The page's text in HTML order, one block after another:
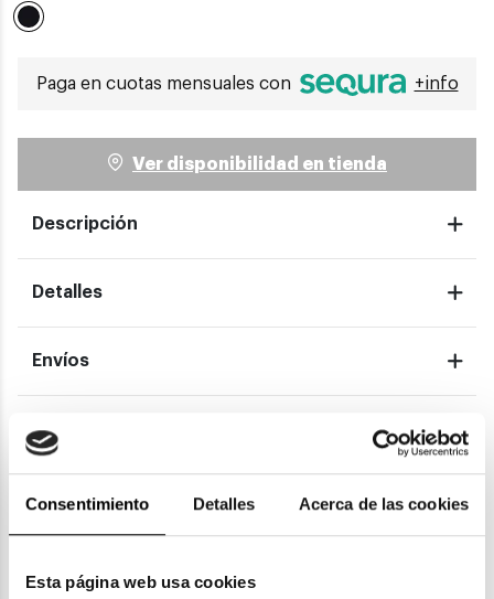
Consentimiento Detalles Acerca de las cookies
Esta página web usa cookies
Paga en cuotas mensuales con +info
Ver disponibilidad en tienda
Descripción
Detalles
Envíos
Devoluciones
Garantías